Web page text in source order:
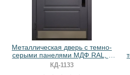
Металлическая дверь с темно-
серыми панелями МДФ RAL, с
отбойником и биометрическим
замком
КД-1133